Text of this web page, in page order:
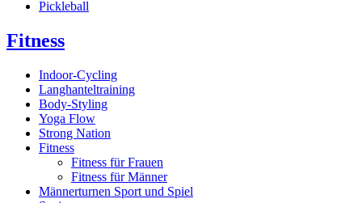
Pickleball
Fitness
Indoor-Cycling
Langhanteltraining
Body-Styling
Yoga Flow
Strong Nation
Fitness
Fitness für Frauen
Fitness für Männer
Männerturnen Sport und Spiel